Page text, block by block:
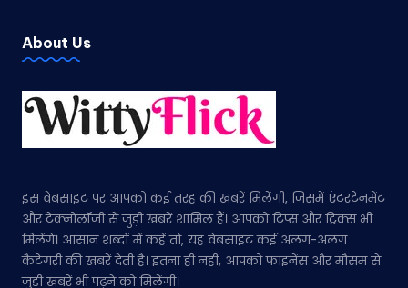
About Us
इस वेबसाइट पर आपको कई तरह की खबरें मिलेंगी, जिसमें एंटरटेनमेंट
और टेक्नोलॉजी से जुड़ी खबरें शामिल हैं। आपको टिप्स और ट्रिक्स भी
मिलेंगे। आसान शब्दों में कहें तो, यह वेबसाइट कई अलग-अलग
कैटेगरी की खबरें देती है। इतना ही नहीं, आपको फाइनेंस और मौसम से
जुड़ी खबरें भी पढ़ने को मिलेंगी।